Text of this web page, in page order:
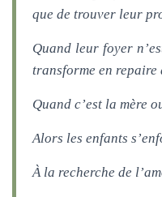
que de trouver leur
Quand leur foyer
transforme en repaire
Quand c’est la mère
Alors les enfants
À la recherche de